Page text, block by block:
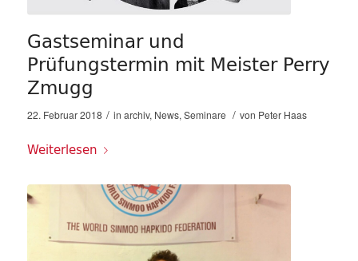
Gastseminar und
Prüfungstermin mit Meister Perry
Zmugg
22. Februar 2018 / in archiv, News, Seminare / von Peter Haas
Weiterlesen